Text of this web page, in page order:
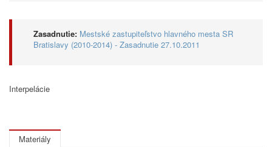
Zasadnutie: Mestské zastupiteľstvo hlavného mesta SR
Bratislavy (2010-2014) - Zasadnutie 27.10.2011
Interpelácie
Materiály